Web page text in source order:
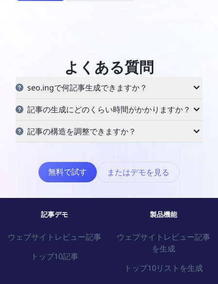
よくある質問
seo.ingで何記事生成できますか？
生成できる記事の数は、クレジット残高によって決ま
ります。
記事の生成にどのくらい時間がかかりますか？
マルチエージェントの連携と順次処理により、特にコ
ンテンツクローラーなどのエージェントを使用する場
記事の構造を調整できますか？
対応したさまざまなプリセット構造を提供しており、
手動調整もサポートしています。
無料で試す またはデモを見る
記事デモ
ウェブサイトレビュー記事
トップ10記事
製品機能
ウェブサイトレビュー記事
を生成
トップ10リストを生成